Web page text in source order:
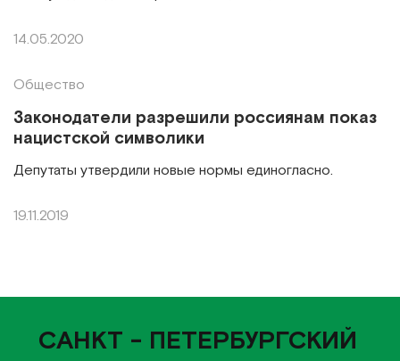
14.05.2020
Общество
Законодатели разрешили россиянам показ
нацистской символики
Депутаты утвердили новые нормы единогласно.
19.11.2019
САНКТ - ПЕТЕРБУРГСКИЙ